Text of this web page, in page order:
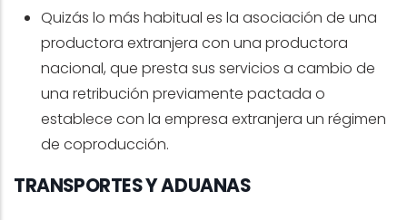
Quizás lo más habitual es la asociación de una
productora extranjera con una productora
nacional, que presta sus servicios a cambio de
una retribución previamente pactada o
establece con la empresa extranjera un régimen
de coproducción.
TRANSPORTES Y ADUANAS